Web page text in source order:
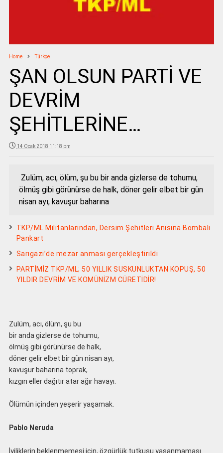
Home Türkçe
ŞAN OLSUN PARTİ VE
DEVRİM
ŞEHİTLERİNE…
14 Ocak 2018 11:18 pm
Zulüm, acı, ölüm, şu bu bir anda gizlerse de tohumu,
ölmüş gibi görünürse de halk, döner gelir elbet bir gün
nisan ayı, kavuşur baharına
TKP/ML Militanlarından, Dersim Şehitleri Anısına Bombalı
Pankart
Sarıgazi’de mezar anması gerçekleştirildi
PARTİMİZ TKP/ML; 50 YILLIK SUSKUNLUKTAN KOPUŞ, 50
YILDIR DEVRİM VE KOMÜNİZM CÜRETİDİR!
Zulüm, acı, ölüm, şu bu
bir anda gizlerse de tohumu,
ölmüş gibi görünürse de halk,
döner gelir elbet bir gün nisan ayı,
kavuşur baharına toprak,
kızgın eller dağıtır atar ağır havayı.
Ölümün içinden yeşerir yaşamak.
Pablo Neruda
İyiliklerin beklenmemesi için, özgürlük tutkusu yaşanmaması